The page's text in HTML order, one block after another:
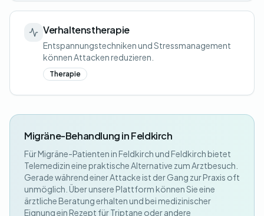
Verhaltenstherapie
Entspannungstechniken und Stressmanagement
können Attacken reduzieren.
Therapie
Migräne-Behandlung in Feldkirch
Für Migräne-Patienten in Feldkirch und Feldkirch bietet
Telemedizin eine praktische Alternative zum Arztbesuch.
Gerade während einer Attacke ist der Gang zur Praxis oft
unmöglich. Über unsere Plattform können Sie eine
ärztliche Beratung erhalten und bei medizinischer
Eignung ein Rezept für Triptane oder andere